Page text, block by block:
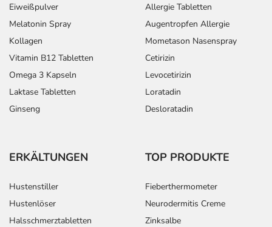
Eiweißpulver
Melatonin Spray
Kollagen
Vitamin B12 Tabletten
Omega 3 Kapseln
Laktase Tabletten
Ginseng
Allergie Tabletten
Augentropfen Allergie
Mometason Nasenspray
Cetirizin
Levocetirizin
Loratadin
Desloratadin
ERKÄLTUNGEN
Hustenstiller
Hustenlöser
Halsschmerztabletten
TOP PRODUKTE
Fieberthermometer
Neurodermitis Creme
Zinksalbe